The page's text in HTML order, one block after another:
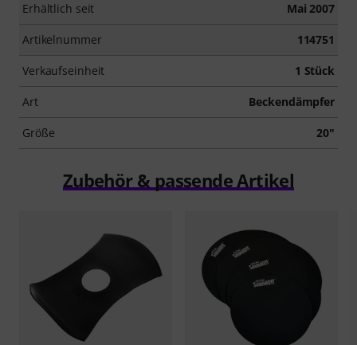
Erhältlich seit Mai 2007
Artikelnummer 114751
Verkaufseinheit 1 Stück
Art Beckendämpfer
Größe 20"
Zubehör & passende Artikel